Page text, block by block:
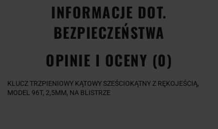
INFORMACJE DOT.
BEZPIECZEŃSTWA
OPINIE I OCENY (0)
KLUCZ TRZPIENIOWY KĄTOWY SZEŚCIOKĄTNY Z RĘKOJEŚCIĄ,
MODEL 96T, 2,5MM, NA BLISTRZE